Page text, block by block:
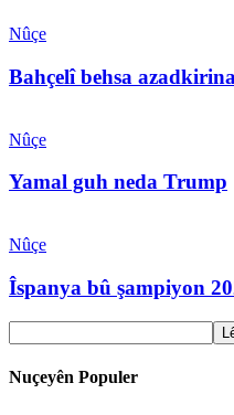
Nûçe
Bahçelî behsa
Nûçe
Yamal guh neda Trump
Nûçe
Îspanya bû şampiyon
Nuçeyên Populer